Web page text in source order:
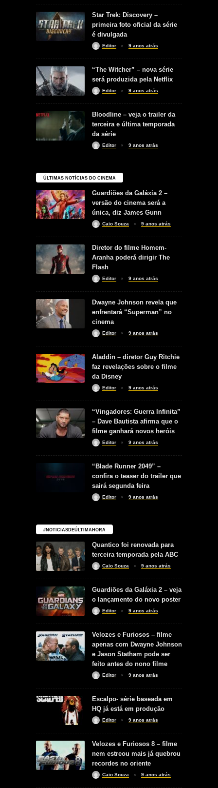
Star Trek: Discovery –
primeira foto oficial da série
é divulgada
Editor 9 anos atrás
“The Witcher” – nova série
será produzida pela Netflix
Editor 9 anos atrás
Bloodline – veja o trailer da
terceira e última temporada
da série
Editor 9 anos atrás
ÚLTIMAS NOTÍCIAS DO CINEMA
Guardiões da Galáxia 2 –
versão do cinema será a
única, diz James Gunn
Caio Souza 9 anos atrás
Diretor do filme Homem-
Aranha poderá dirigir The
Flash
Editor 9 anos atrás
Dwayne Johnson revela que
enfrentará “Superman” no
cinema
Editor 9 anos atrás
Aladdin – diretor Guy Ritchie
faz revelações sobre o filme
da Disney
Editor 9 anos atrás
“Vingadores: Guerra Infinita”
– Dave Bautista afirma que o
filme ganhará novos heróis
Editor 9 anos atrás
“Blade Runner 2049” –
confira o teaser do trailer que
sairá segunda feira
Editor 9 anos atrás
#NOTICIASDEÚLTIMAHORA
Quantico foi renovada para
terceira temporada pela ABC
Caio Souza 9 anos atrás
Guardiões da Galáxia 2 – veja
o lançamento do novo poster
Editor 9 anos atrás
Velozes e Furiosos – filme
apenas com Dwayne Johnson
e Jason Statham pode ser
feito antes do nono filme
Editor 9 anos atrás
Escalpo- série baseada em
HQ já está em produção
Editor 9 anos atrás
Velozes e Furiosos 8 – filme
nem estreou mais já quebrou
recordes no oriente
Caio Souza 9 anos atrás